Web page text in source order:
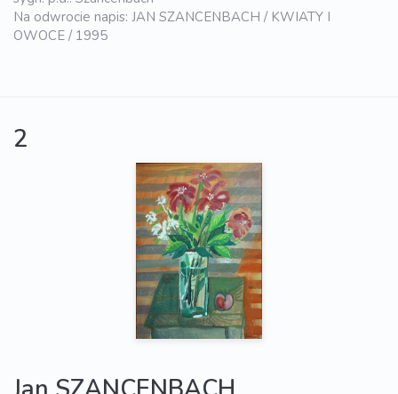
Na odwrocie napis: JAN SZANCENBACH / KWIATY I
OWOCE / 1995
2